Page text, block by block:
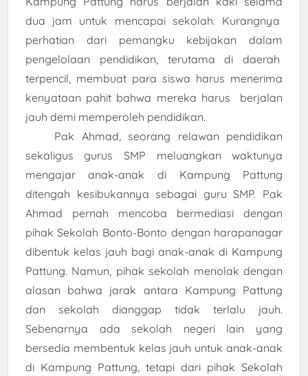
dua jam untuk mencapai sekolah. Kurangnya
perhatian dari pemangku kebijakan dalam
pengelolaan pendidikan, terutama di daerah
terpencil, membuat para siswa harus menerima
kenyataan pahit bahwa mereka harus berjalan
jauh demi memperoleh pendidikan.
Pak Ahmad, seorang relawan pendidikan
sekaligus gurus SMP meluangkan waktunya
mengajar anak-anak di Kampung Pattung
ditengah kesibukannya sebagai guru SMP. Pak
Ahmad pernah mencoba bermediasi dengan
pihak Sekolah Bonto-Bonto dengan harapanagar
dibentuk kelas jauh bagi anak-anak di Kampung
Pattung. Namun, pihak sekolah menolak dengan
alasan bahwa jarak antara Kampung Pattung
dan sekolah dianggap tidak terlalu jauh.
Sebenarnya ada sekolah negeri lain yang
bersedia membentuk kelas jauh untuk anak-anak
di Kampung Pattung, tetapi dari pihak Sekolah